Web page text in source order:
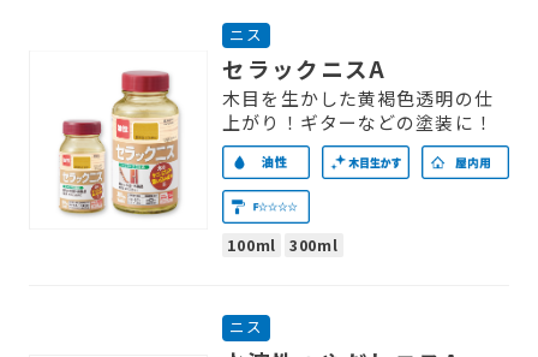
ニス
セラックニスA
木目を生かした黄褐色透明の仕
上がり！ギターなどの塗装に！
100ml 300ml
ニス